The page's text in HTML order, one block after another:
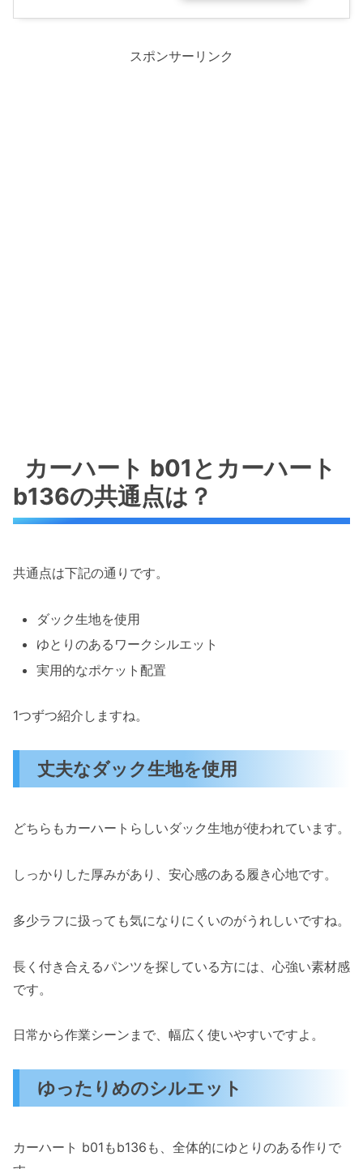
スポンサーリンク
カーハート b01とカーハート
b136の共通点は？
共通点は下記の通りです。
ダック生地を使用
ゆとりのあるワークシルエット
実用的なポケット配置
1つずつ紹介しますね。
丈夫なダック生地を使用
どちらもカーハートらしいダック生地が使われています。
しっかりした厚みがあり、安心感のある履き心地です。
多少ラフに扱っても気になりにくいのがうれしいですね。
長く付き合えるパンツを探している方には、心強い素材感
です。
日常から作業シーンまで、幅広く使いやすいですよ。
ゆったりめのシルエット
カーハート b01もb136も、全体的にゆとりのある作りで